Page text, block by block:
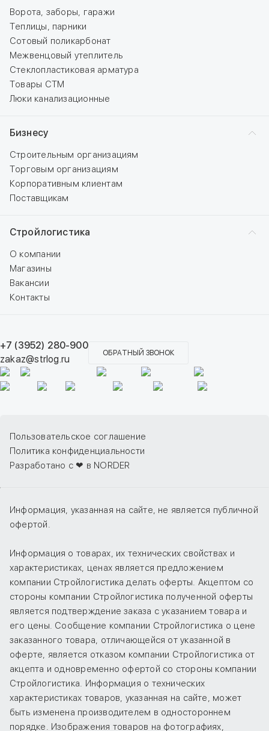
Ворота, заборы, гаражи
Теплицы, парники
Сотовый поликарбонат
Межвенцовый утеплитель
Стеклопластиковая арматура
Товары СТМ
Люки канализационные
Бизнесу
Строительным организациям
Торговым организациям
Корпоративным клиентам
Поставщикам
Стройлогистика
О компании
Магазины
Вакансии
Контакты
+7 (3952) 280-900
zakaz@strlog.ru
ОБРАТНЫЙ ЗВОНОК
Пользовательское соглашение
Политика конфиденциальности
Разработано с ❤ в NORDER
Информация, указанная на сайте, не является публичной
офертой.
Информация о товарах, их технических свойствах и
характеристиках, ценах является предложением
компании Стройлогистика делать оферты. Акцептом со
стороны компании Стройлогистика полученной оферты
является подтверждение заказа с указанием товара и
его цены. Сообщение компании Стройлогистика о цене
заказанного товара, отличающейся от указанной в
оферте, является отказом компании Стройлогистика от
акцепта и одновременно офертой со стороны компании
Стройлогистика. Информация о технических
характеристиках товаров, указанная на сайте, может
быть изменена производителем в одностороннем
порядке. Изображения товаров на фотографиях,